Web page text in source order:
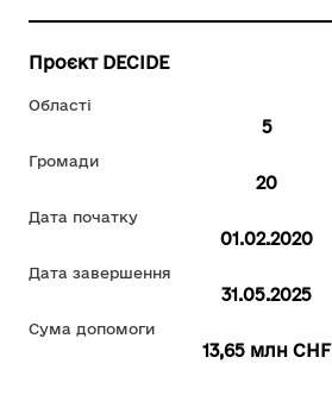
Проєкт DECIDE
Області
5
Громади
20
Дата початку
01.02.2020
Дата завершення
31.05.2025
Сума допомоги
13,65 млн CHF